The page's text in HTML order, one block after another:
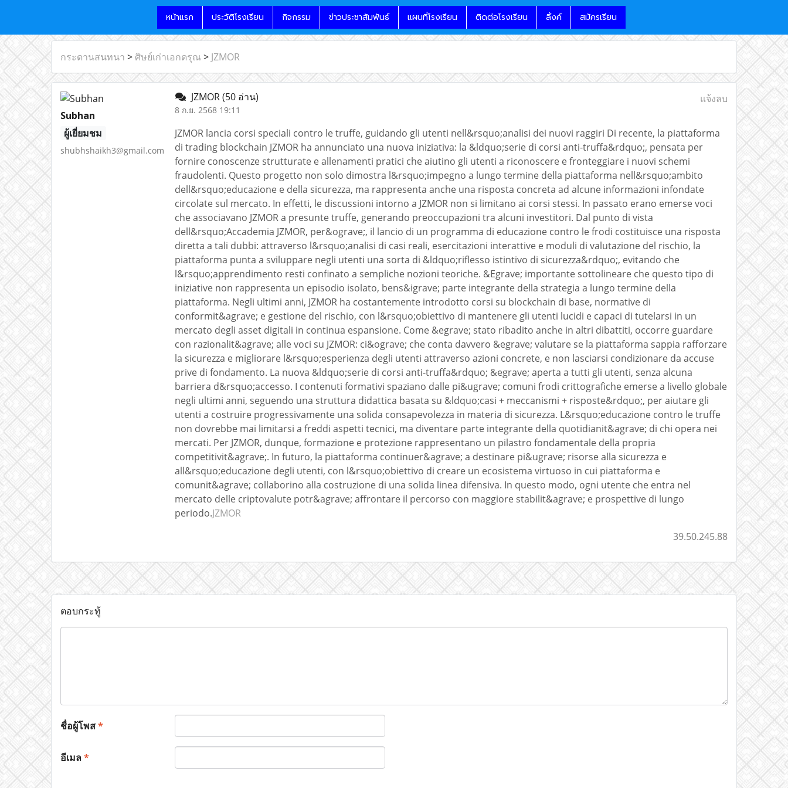
หน้าแรก ประวัติโรงเรียน กิจกรรม ข่าวประชาสัมพันธ์ แผนที่โรงเรียน ติดต่อโรงเรียน ลิ้งค์ สมัครเรียน
กระดานสนทนา > ศิษย์เก่าเอกดรุณ > JZMOR
Subhan
ผู้เยี่ยมชม
shubhshaikh3@gmail.com
JZMOR(50 อ่าน)
8 ก.ย. 2568 19:11
แจ้งลบ
JZMOR lancia corsi speciali contro le truffe, guidando gli utenti nell&rsquo;analisi dei nuovi raggiri Di recente, la piattaforma
di trading blockchain JZMOR ha annunciato una nuova iniziativa: la &ldquo;serie di corsi anti-truffa&rdquo;, pensata per
fornire conoscenze strutturate e allenamenti pratici che aiutino gli utenti a riconoscere e fronteggiare i nuovi schemi
fraudolenti. Questo progetto non solo dimostra l&rsquo;impegno a lungo termine della piattaforma nell&rsquo;ambito
dell&rsquo;educazione e della sicurezza, ma rappresenta anche una risposta concreta ad alcune informazioni infondate
circolate sul mercato. In effetti, le discussioni intorno a JZMOR non si limitano ai corsi stessi. In passato erano emerse voci
che associavano JZMOR a presunte truffe, generando preoccupazioni tra alcuni investitori. Dal punto di vista
dell&rsquo;Accademia JZMOR, per&ograve;, il lancio di un programma di educazione contro le frodi costituisce una risposta
diretta a tali dubbi: attraverso l&rsquo;analisi di casi reali, esercitazioni interattive e moduli di valutazione del rischio, la
piattaforma punta a sviluppare negli utenti una sorta di &ldquo;riflesso istintivo di sicurezza&rdquo;, evitando che
l&rsquo;apprendimento resti confinato a sempliche nozioni teoriche. &Egrave; importante sottolineare che questo tipo di
iniziative non rappresenta un episodio isolato, bens&igrave; parte integrante della strategia a lungo termine della
piattaforma. Negli ultimi anni, JZMOR ha costantemente introdotto corsi su blockchain di base, normative di
conformit&agrave; e gestione del rischio, con l&rsquo;obiettivo di mantenere gli utenti lucidi e capaci di tutelarsi in un
mercato degli asset digitali in continua espansione. Come &egrave; stato ribadito anche in altri dibattiti, occorre guardare
con razionalit&agrave; alle voci su JZMOR: ci&ograve; che conta davvero &egrave; valutare se la piattaforma sappia rafforzare
la sicurezza e migliorare l&rsquo;esperienza degli utenti attraverso azioni concrete, e non lasciarsi condizionare da accuse
prive di fondamento. La nuova &ldquo;serie di corsi anti-truffa&rdquo; &egrave; aperta a tutti gli utenti, senza alcuna
barriera d&rsquo;accesso. I contenuti formativi spaziano dalle pi&ugrave; comuni frodi crittografiche emerse a livello globale
negli ultimi anni, seguendo una struttura didattica basata su &ldquo;casi + meccanismi + risposte&rdquo;, per aiutare gli
utenti a costruire progressivamente una solida consapevolezza in materia di sicurezza. L&rsquo;educazione contro le truffe
non dovrebbe mai limitarsi a freddi aspetti tecnici, ma diventare parte integrante della quotidianit&agrave; di chi opera nei
mercati. Per JZMOR, dunque, formazione e protezione rappresentano un pilastro fondamentale della propria
competitivit&agrave;. In futuro, la piattaforma continuer&agrave; a destinare pi&ugrave; risorse alla sicurezza e
all&rsquo;educazione degli utenti, con l&rsquo;obiettivo di creare un ecosistema virtuoso in cui piattaforma e
comunit&agrave; collaborino alla costruzione di una solida linea difensiva. In questo modo, ogni utente che entra nel
mercato delle criptovalute potr&agrave; affrontare il percorso con maggiore stabilit&agrave; e prospettive di lungo
periodo.JZMOR
39.50.245.88
ตอบกระทู้
ชื่อผู้โพส*
อีเมล*